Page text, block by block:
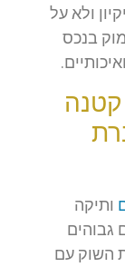
ולא על
בנכס
קטנה
ותיקה
גבוהים
השוק עם